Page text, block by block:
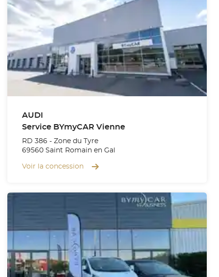
AUDI
Service BYmyCAR Vienne
RD 386 - Zone du Tyre
69560 Saint Romain en Gal
Voir la concession